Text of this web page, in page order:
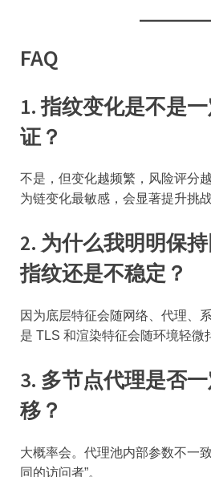
FAQ
1. 指纹变化是不是
证？
不是，但变化越频繁，风险评分
为链变化最敏感，会显著提升挑战
2. 为什么我明明保
指纹还是不稳定？
因为底层特征会随网络、代理、
是 TLS 和渲染特征会随环境轻微
3. 多节点代理是否
移？
大概率会。代理池内部参数不一
同的访问者”。